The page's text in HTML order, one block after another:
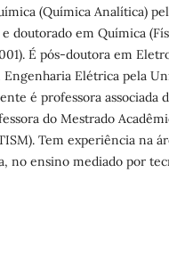
(Química Analítica)
e doutorado em Química
É pós-doutora em
Elétrica pela
é professora associada
do Mestrado
Tem experiência na
no ensino mediado por